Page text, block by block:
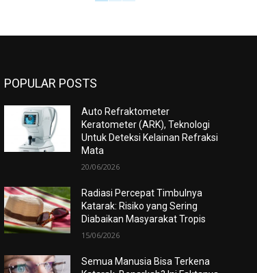
POPULAR POSTS
Auto Refraktometer
Keratometer (ARK), Teknologi
Untuk Deteksi Kelainan Refraksi
Mata
20/06/2026
Radiasi Percepat Timbulnya
Katarak: Risiko yang Sering
Diabaikan Masyarakat Tropis
15/06/2026
Semua Manusia Bisa Terkena